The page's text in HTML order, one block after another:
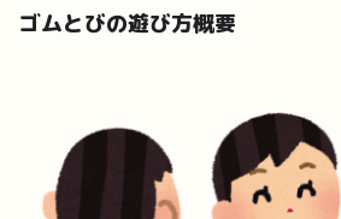
ゴムとびの遊び方概要